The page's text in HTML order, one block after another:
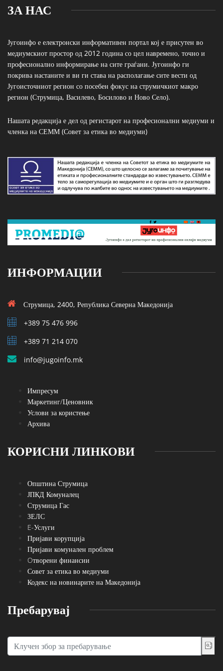
ЗА НАС
Југоинфо е електронски информативен портал кој е присутен во
медиумскиот простор од 2012 година со цел навремено, точно и
професионално информирање на сите граѓани. Југоинфо ги
покрива настаните и ви ги става на располагање сите вести од
Југоисточниот регион со посебен фокус на струмичкиот макро
регион (Струмица, Василево, Босилово и Ново Село).
Нашата редакција е дел од регистарот на професионални медиуми и
членка на СЕММ (Совет за етика во медиуми)
ИНФОРМАЦИИ
Струмица, 2400, Република Северна Македонија
+389 75 476 996
+389 71 214 070
info@jugoinfo.mk
Импресум
Маркетинг/Ценовник
Услови за користење
Архива
КОРИСНИ ЛИНКОВИ
Општина Струмица
ЈПКД Комуналец
Струмица Гас
ЗЕЛС
E-Услуги
Пријави корупција
Пријави комунален проблем
Oтворени финансии
Совет за етика во медиуми
Кодекс на новинарите на Македонија
Пребарувај